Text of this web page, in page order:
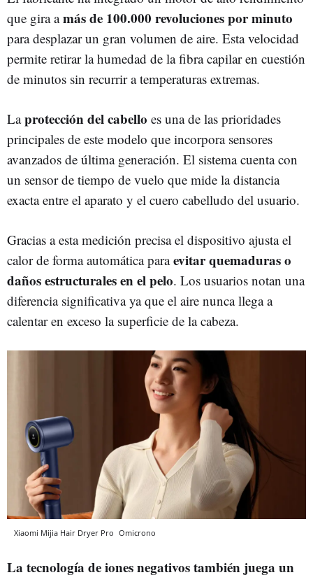
que gira amás de 100.000 revoluciones por minuto
para desplazar un gran volumen de aire. Esta velocidad
permite retirar la humedad de la fibra capilar en cuestión
de minutos sin recurrir a temperaturas extremas.
Laprotección del cabello es una de las prioridades
principales de este modelo que incorpora sensores
avanzados de última generación. El sistema cuenta con
un sensor de tiempo de vuelo que mide la distancia
exacta entre el aparato y el cuero cabelludo del usuario.
Gracias a esta medición precisa el dispositivo ajusta el
calor de forma automática paraevitar quemaduras o
daños estructurales en el pelo. Los usuarios notan una
diferencia significativa ya que el aire nunca llega a
calentar en exceso la superficie de la cabeza.
Xiaomi Mijia Hair Dryer Pro Omicrono
La tecnología de iones negativos también juega un